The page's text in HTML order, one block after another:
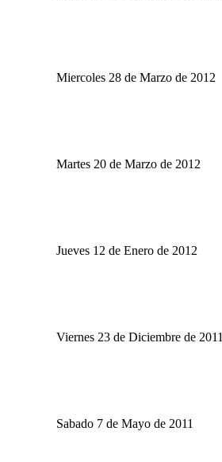
Miercoles 28 de Marzo de 2012
Martes 20 de Marzo de 2012
Jueves 12 de Enero de 2012
Viernes 23 de Diciembre de 2011
Sabado 7 de Mayo de 2011